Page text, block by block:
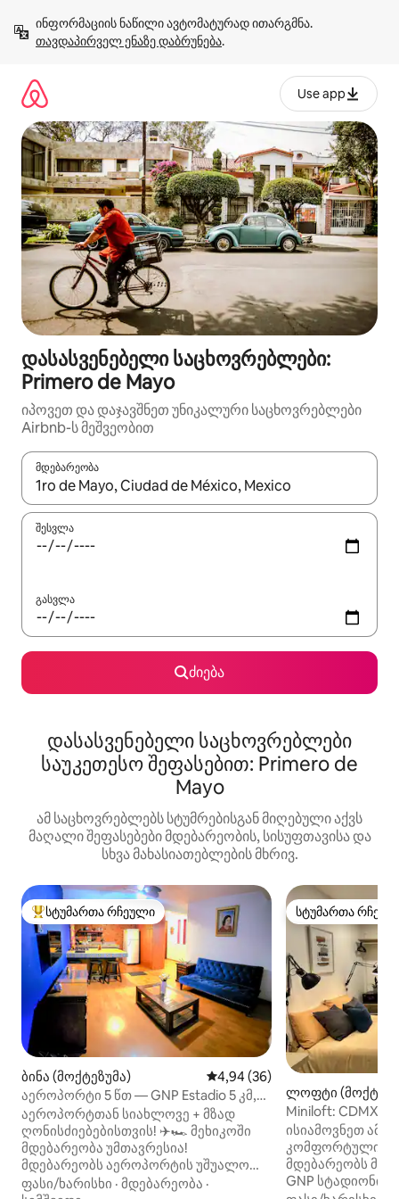
გადასვლა
თავდაპირველ ენაზე დაბრუნება.
Use app
დასასვენებელი საცხოვრებლები:
Primero de Mayo
იპოვეთ და დაჯავშნეთ უნიკალური საცხოვრებლები
Airbnb-ს მეშვეობით
მდებარეობა
როცა შედეგები ხელმისაწვდომი გახდება, ნავიგაციისთვის
შესვლა
გასვლა
ძიება
დასასვენებელი საცხოვრებლები
საუკეთესო შეფასებით: Primero de
Mayo
ამ საცხოვრებლებს სტუმრებისგან მიღებული აქვს
მაღალი შეფასებები მდებარეობის, სისუფთავისა და
სხვა მახასიათებლების მხრივ.
სტუმართა რჩეული მოწინავე ვარიანტი
სტუმართა რჩეული
ბინა (მოქტეზუმა) საშუალო შეფასებაა 5‑დან
4,94 (36)
აეროპორტი 5 წთ — GNP Estadio 5 კმ,
KING‑SIZE ზომის საწოლი
აეროპორტთან სიახლოვე + მზად
ღონისძიებებისთვის! ✈️🏎️ მეხიკოში
მდებარეობა უმთავრესია!
მდებარეობს აეროპორტის უშუალო
სიახლოვეში (5 წუთშია T1‑მდე) და
ფასი/ხარისხი · მდებარეობა ·
სტუმართა
სტუმართა
ლოფტი
Miniloft: CDMX-
სტადიონი, TAPO.
ისიამოვნეთ ამ
კომფორტული
მდებარეობს
GNP